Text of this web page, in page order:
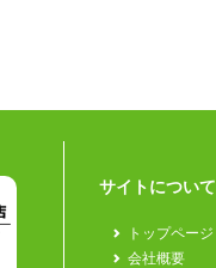
サイトについて
トップページ
会社概要